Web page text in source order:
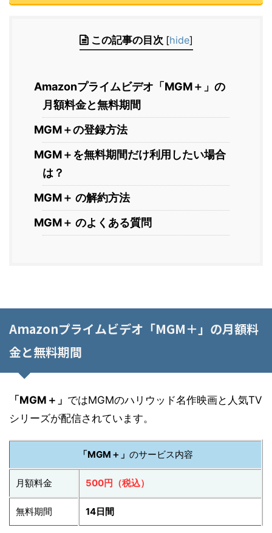
この記事の目次 [hide]
Amazonプライムビデオ「MGM＋」の
月額料金と無料期間
MGM＋の登録方法
MGM＋を無料期間だけ利用したい場合
は？
MGM＋ の解約方法
MGM＋ のよくある質問
Amazonプライムビデオ「MGM＋」の月額料
金と無料期間
「MGM＋」 ではMGMのハリウッド名作映画と人気TV
シリーズが配信されています。
「MGM＋」 のサービス内容
月額料金 500円（税込）
無料期間 14日間